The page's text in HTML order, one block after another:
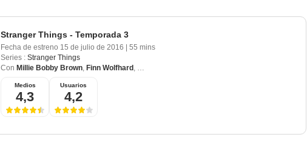
Stranger Things - Temporada 3
Fecha de estreno 15 de julio de 2016
55 mins
Series : Stranger Things
Con Millie Bobby Brown, Finn Wolfhard , David Harbour
Medios
4,3
Usuarios
4,2